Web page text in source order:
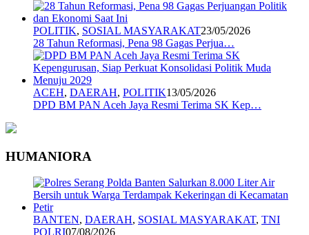
POLITIK, SOSIAL MASYARAKAT23/05/2026
28 Tahun Reformasi, Pena 98 Gagas Perjua…
ACEH, DAERAH, POLITIK13/05/2026
DPD BM PAN Aceh Jaya Resmi Terima SK Kep…
HUMANIORA
BANTEN, DAERAH, SOSIAL MASYARAKAT, TNI
POLRI07/08/2026